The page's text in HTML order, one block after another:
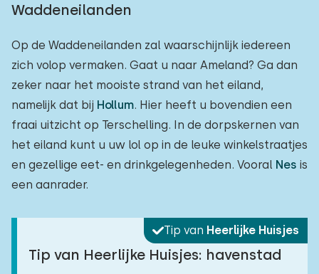
Waddeneilanden
Op de Waddeneilanden zal waarschijnlijk iedereen
zich volop vermaken. Gaat u naar Ameland? Ga dan
zeker naar het mooiste strand van het eiland,
namelijk dat bij Hollum. Hier heeft u bovendien een
fraai uitzicht op Terschelling. In de dorpskernen van
het eiland kunt u uw lol op in de leuke winkelstraatjes
en gezellige eet- en drinkgelegenheden. Vooral Nes is
een aanrader.
Tip van Heerlijke Huisjes
Tip van Heerlijke Huisjes: havenstad